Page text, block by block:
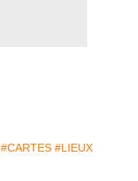
#CARTES #LIEUX